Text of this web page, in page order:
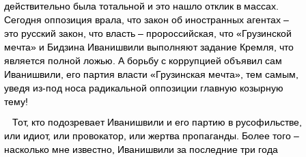
действительно была тотальной и это нашло отклик в массах.
Сегодня оппозиция врала, что закон об иностранных агентах –
это русский закон, что власть – пророссийская, что «Грузинской
мечта» и Бидзина Иванишвили выполняют задание Кремля, что
является полной ложью. А борьбу с коррупцией объявил сам
Иванишвили, его партия власти «Грузинская мечта», тем самым,
уведя из-под носа радикальной оппозиции главную козырную
тему!
Тот, кто подозревает Иванишвили и его партию в русофильстве,
или идиот, или провокатор, или жертва пропаганды. Более того –
насколько мне известно, Иванишвили за последние три года